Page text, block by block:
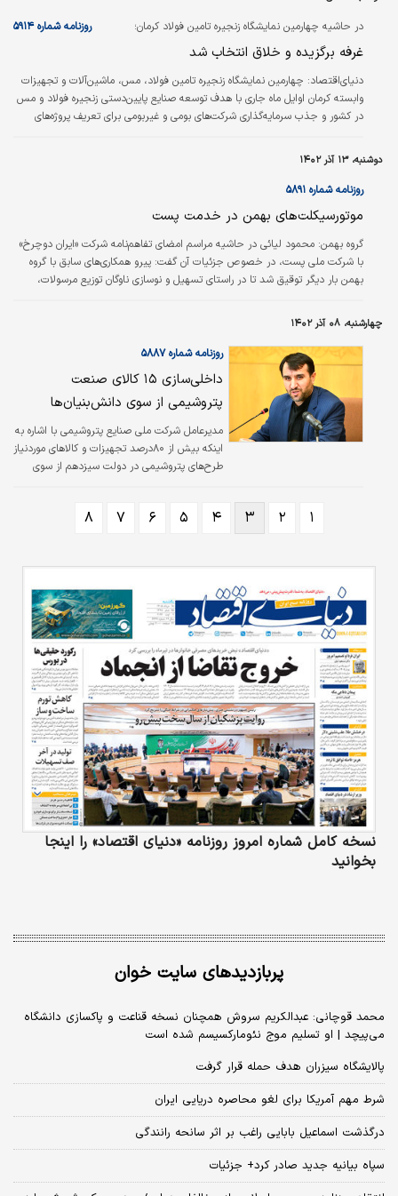
معتقد است که خوب، دشمن عالی است. از این
دهد که چگونه به سطح عالی برسند.
در حاشیه چهارمین نمایشگاه زنجیره تامین فولاد کرمان؛ روزنامه شماره ۵۹۱۴
غرفه برگزیده و خلاق انتخاب شد
دنیای‌اقتصاد: چهارمین نمایشگاه زنجیره تامین فولاد، مس، ماشین‌آلات و تجهیزات
وابسته کرمان اوایل ماه جاری با هدف توسعه صنایع پایین‌دستی زنجیره فولاد و مس
در کشور و جذب سرمایه‌گذاری شرکت‌های بومی و غیر‌بومی برای تعریف پروژه‌های
کارفرمایی برگزار شد. در این نمایشگاه شرکت بین‌المللی مهندسی ایران (ایریتک) در
مهندسی و سرمایه‌گذاری پرداخت. همچنین طی مراسمی غرفه…
دوشنبه، ۱۳ آذر ۱۴۰۲
روزنامه شماره ۵۸۹۱
موتورسیکلت‌های بهمن در خدمت پست
گروه بهمن: محمود لیائی در حاشیه مراسم امضای تفاهم‌‌نامه شرکت «ایران دوچرخ»
با شرکت ملی پست، در خصوص جزئیات آن گفت: پیرو همکاری‌‌های سابق با گروه
بهمن بار دیگر توقیق شد تا در راستای تسهیل و نوسازی ناوگان توزیع مرسولات،
خواهد شد. بر همین اساس‌هزار دستگاه در مرحله اول تحویل شرکت ملی پست
ملحق می‌شود. مدیرعامل شرکت ملی پست یادآور شد: شرکت ملی پست در
مجموع…
چهارشنبه، ۰۸ آذر ۱۴۰۲
روزنامه شماره ۵۸۸۷
داخلی‌‌‌‌‌سازی ۱۵ کالای صنعت
پتروشیمی از سوی دانش‌بنیان‌‌‌‌‌ها
مدیرعامل شرکت ملی صنایع پتروشیمی با اشاره به
اینکه بیش از ۸۰‌درصد تجهیزات و کالاهای مورد‌نیاز
طرح‌های پتروشیمی در دولت سیزدهم از سوی
از سوی شرکت‌های دانش‌بنیان داخلی‌‌‌‌‌سازی ساخته
اظهار کرد: در دولت سیزدهم حدود ۱۰‌میلیارد دلار
صرف تامین تجهیزات و کالاهای طرح‌های
پتروشیمی شده که…
۱ ۲ ۳ ۴ ۵ ۶ ۷ ۸
نسخه کامل شماره امروز روزنامه «دنیای‌ اقتصاد» را اینجا
بخوانید
پربازدیدهای سایت خوان
محمد قوچانی: عبدالکریم سروش همچنان نسخه قناعت و پاکسازی دانشگاه
می‌پیچد | او تسلیم موج نئومارکسیسم شده است
پالایشگاه سیزران هدف حمله قرار گرفت
شرط مهم آمریکا برای لغو محاصره دریایی ایران
درگذشت اسماعیل بابایی راغب بر اثر سانحه رانندگی
سپاه بیانیه جدید صادر کرد+ جزئیات